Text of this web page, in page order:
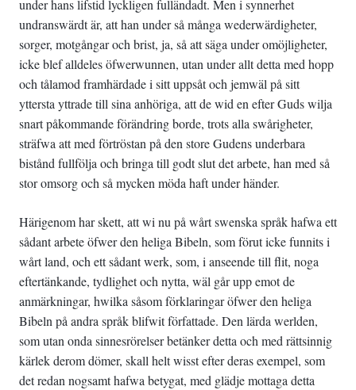
under hans lifstid lyckligen fulländadt. Men i synnerhet
undranswärdt är, att han under så många wederwärdigheter,
sorger, motgångar och brist, ja, så att säga under omöjligheter,
icke blef alldeles öfwerwunnen, utan under allt detta med hopp
och tålamod framhärdade i sitt uppsåt och jemwäl på sitt
yttersta yttrade till sina anhöriga, att de wid en efter Guds wilja
snart påkommande förändring borde, trots alla swårigheter,
sträfwa att med förtröstan på den store Gudens underbara
bistånd fullfölja och bringa till godt slut det arbete, han med så
stor omsorg och så mycken möda haft under händer.
Härigenom har skett, att wi nu på wårt swenska språk hafwa ett
sådant arbete öfwer den heliga Bibeln, som förut icke funnits i
wårt land, och ett sådant werk, som, i anseende till flit, noga
eftertänkande, tydlighet och nytta, wäl går upp emot de
anmärkningar, hwilka såsom förklaringar öfwer den heliga
Bibeln på andra språk blifwit författade. Den lärda werlden,
som utan onda sinnesrörelser betänker detta och med rättsinnig
kärlek derom dömer, skall helt wisst efter deras exempel, som
det redan nogsamt hafwa betygat, med glädje mottaga detta